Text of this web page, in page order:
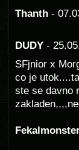
Thanth -
DUDY -
SFjnior x
co je
ste se davno